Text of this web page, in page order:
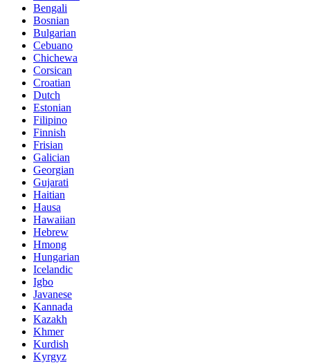
Bengali
Bosnian
Bulgarian
Cebuano
Chichewa
Corsican
Croatian
Dutch
Estonian
Filipino
Finnish
Frisian
Galician
Georgian
Gujarati
Haitian
Hausa
Hawaiian
Hebrew
Hmong
Hungarian
Icelandic
Igbo
Javanese
Kannada
Kazakh
Khmer
Kurdish
Kyrgyz